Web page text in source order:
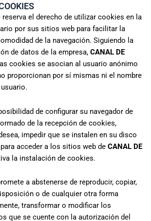
reserva el derecho de utilizar cookies en la
por sus sitios web para facilitar la
de la navegación. Siguiendo la
de datos de la empresa, CANAL DE
cookies se asocian al usuario anónimo
proporcionan por sí mismas ni el nombre
de configurar su navegador de
de la recepción de cookies,
impedir que se instalen en su disco
acceder a los sitios web de CANAL DE
la instalación de cookies.
a abstenerse de reproducir, copiar,
o de cualquier otra forma
transformar o modificar los
que se cuente con la autorización del